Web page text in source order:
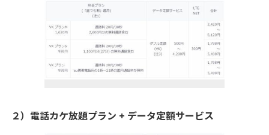
２）電話カケ放題プラン + データ定額サービス